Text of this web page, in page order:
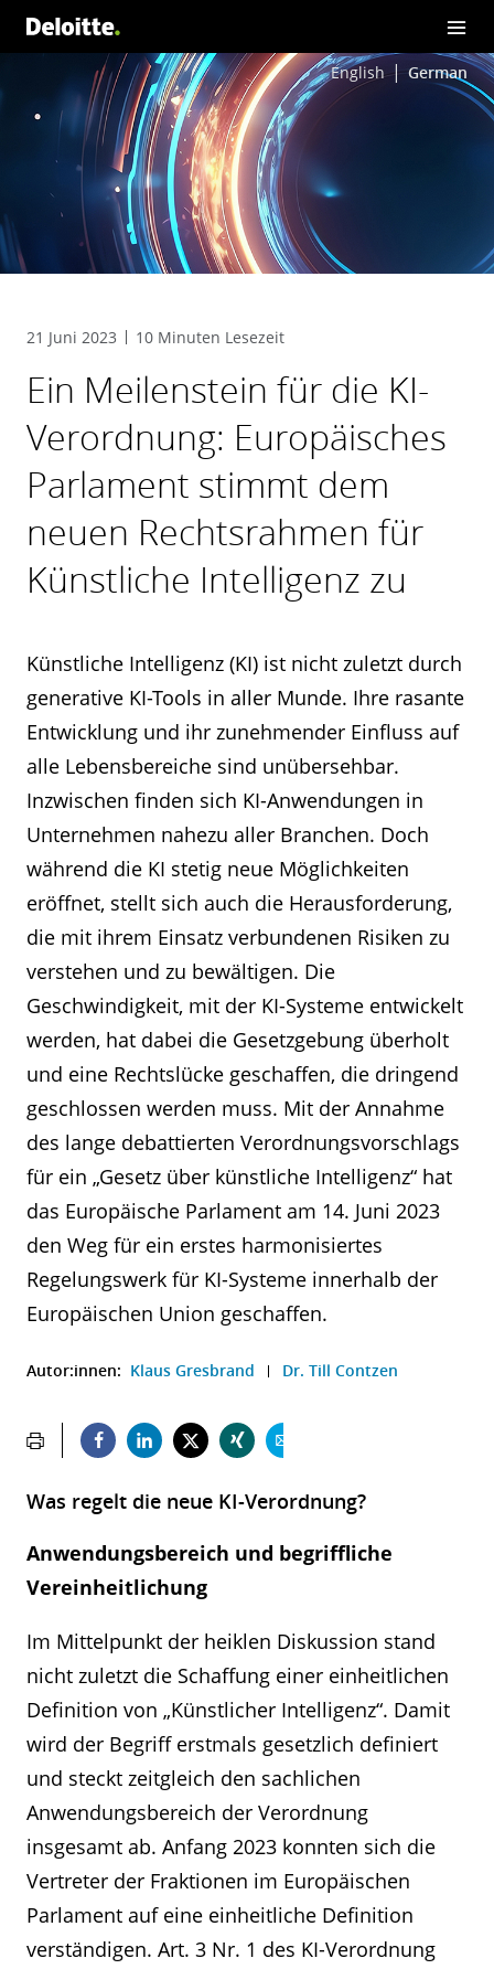
English German
21 Juni 2023 10 Minuten Lesezeit
Ein Meilenstein für die KI-
Verordnung: Europäisches
Parlament stimmt dem
neuen Rechtsrahmen für
Künstliche Intelligenz zu
Künstliche Intelligenz (KI) ist nicht zuletzt durch
generative KI-Tools in aller Munde. Ihre rasante
Entwicklung und ihr zunehmender Einfluss auf
alle Lebensbereiche sind unübersehbar.
Inzwischen finden sich KI-Anwendungen in
Unternehmen nahezu aller Branchen. Doch
während die KI stetig neue Möglichkeiten
eröffnet, stellt sich auch die Herausforderung,
die mit ihrem Einsatz verbundenen Risiken zu
verstehen und zu bewältigen. Die
Geschwindigkeit, mit der KI-Systeme entwickelt
werden, hat dabei die Gesetzgebung überholt
und eine Rechtslücke geschaffen, die dringend
geschlossen werden muss. Mit der Annahme
des lange debattierten Verordnungsvorschlags
für ein „Gesetz über künstliche Intelligenz“ hat
das Europäische Parlament am 14. Juni 2023
den Weg für ein erstes harmonisiertes
Regelungswerk für KI-Systeme innerhalb der
Europäischen Union geschaffen.
Autor:innen: Klaus Gresbrand Dr. Till Contzen
Was regelt die neue KI-Verordnung?
Anwendungsbereich und begriffliche
Vereinheitlichung
Im Mittelpunkt der heiklen Diskussion stand
nicht zuletzt die Schaffung einer einheitlichen
Definition von „Künstlicher Intelligenz“. Damit
wird der Begriff erstmals gesetzlich definiert
und steckt zeitgleich den sachlichen
Anwendungsbereich der Verordnung
insgesamt ab. Anfang 2023 konnten sich die
Vertreter der Fraktionen im Europäischen
Parlament auf eine einheitliche Definition
verständigen. Art. 3 Nr. 1 des KI-Verordnung